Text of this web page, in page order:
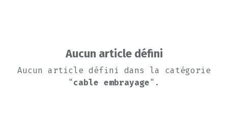
Aucun article défini
Aucun article défini dans la catégorie
"cable embrayage".